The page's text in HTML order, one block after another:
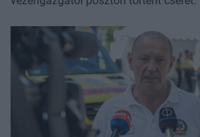
megalapozottabb párbeszédre.